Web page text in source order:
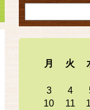
月
火
3
4
10
11